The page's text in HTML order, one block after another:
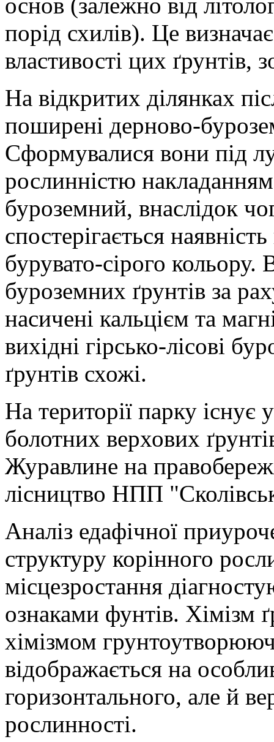
порід схилів). Це
властивості цих ґрунтів,
На відкритих ділянках
поширені дерново-
Сформувалися вони під
рослинністю
буроземний, внаслідок
спостерігається
бурувато-сірого
буроземних ґрунтів за
насичені кальцієм та
вихідні гірсько-лісові
ґрунтів схожі.
На території парку існує
болотних верхових
Журавлине на
лісництво НПП
Аналіз едафічної
структуру корінного
місцезростання
ознаками фунтів. Хімізм
хімізмом
відображається на
горизонтального, але й
рослинності.